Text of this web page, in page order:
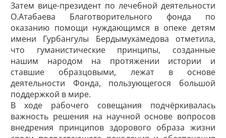
Затем вице-президент по лечебной деятельности
О.Атабаева Благотворительного фонда по
оказанию помощи нуждающимся в опеке детям
имени Гурбангулы Бердымухамедова отметила,
что гуманистические принципы, созданные
нашим народом на протяжении истории и
ставшие образцовыми, лежат в основе
деятельности Фонда, пользующегося большой
поддержкой в мире.
В ходе рабочего совещания подчёркивалась
важность решения на научной основе вопросов
внедрения принципов здорового образа жизни